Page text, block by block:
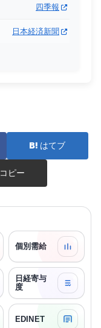
四季報
日本経済新聞
はてブ
コピー
個別需給
日経寄与
度
EDINET